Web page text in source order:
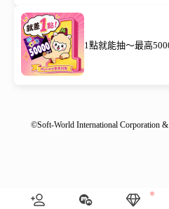
1點就能抽～最高
©Soft-World International Corporation